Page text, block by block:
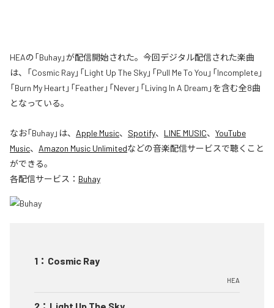
HEAの「Buhay」が配信開始された。今回デジタル配信された楽曲
は、「Cosmic Ray」「Light Up The Sky」「Pull Me To You」「Incomplete」
「Burn My Heart」「Feather」「Never」「Living In A Dream」を含む全8曲
となっている。
なお「Buhay」は、 Apple Music、 Spotify、 LINE MUSIC、 YouTube
Music、 Amazon Music Unlimitedなどの音楽配信サービスで聴くこと
ができる。
各配信サービス： Buhay
1 ： Cosmic Ray
HEA